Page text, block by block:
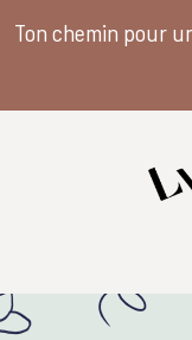
Ton chemin pour